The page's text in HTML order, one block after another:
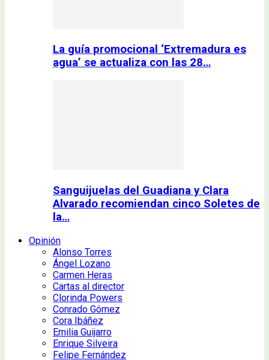
La guía promocional ‘Extremadura es
agua’ se actualiza con las 28…
Sanguijuelas del Guadiana y Clara
Alvarado recomiendan cinco Soletes de
la…
Opinión
Alonso Torres
Ángel Lozano
Carmen Heras
Cartas al director
Clorinda Powers
Conrado Gómez
Cora Ibáñez
Emilia Guijarro
Enrique Silveira
Felipe Fernández